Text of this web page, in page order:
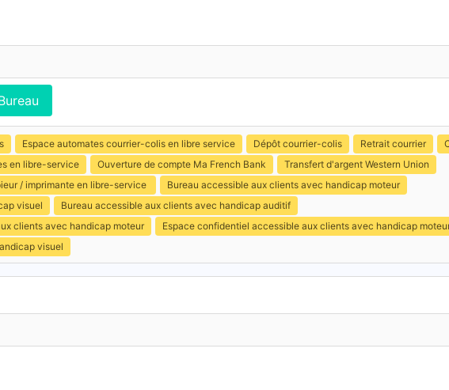
Espace automates courrier-colis en libre service Dépôt courrier-colis Retrait courrier
en libre-service Ouverture de compte Ma French Bank
Transfert d'argent Western Union
/ imprimante en libre-service
Bureau accessible aux clients avec handicap moteur
visuel
Bureau accessible aux clients avec handicap auditif
clients avec handicap moteur
Espace confidentiel accessible aux clients avec handicap
visuel